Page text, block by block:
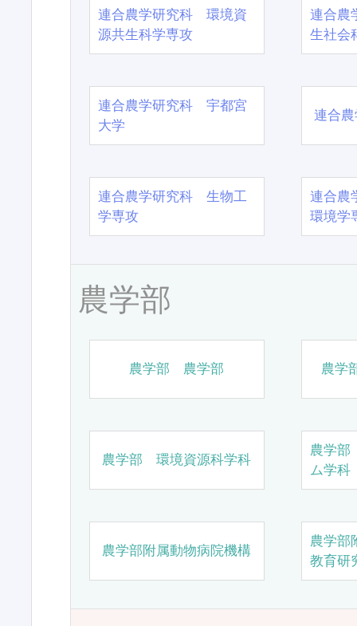
連合農学研究科 環境資
源共生科学専攻
連合農
生社会
連合農学研究科 宇都宮
大学
連合
連合農学研究科 生物工
学専攻
連合農
環境学
農学部
農学部 農学部 農学
農学部 環境資源科学科
農学
ム学科
農学部附属動物病院機構
農学部
教育研